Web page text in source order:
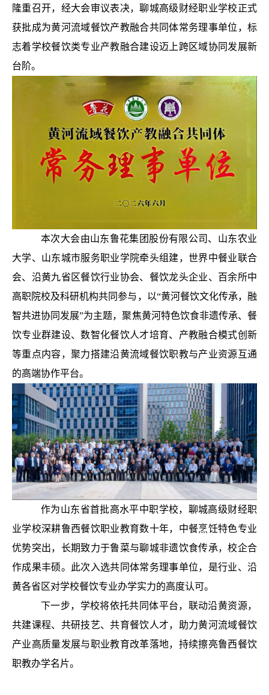
隆重召开，经大会审议表决，聊城高级财经职业学校正式
获批成为黄河流域餐饮产教融合共同体常务理事单位，标
志着学校餐饮类专业产教融合建设迈上跨区域协同发展新
台阶。
本次大会由山东鲁花集团股份有限公司、山东农业
大学、山东城市服务职业学院牵头组建，世界中餐业联合
会、沿黄九省区餐饮行业协会、餐饮龙头企业、百余所中
高职院校及科研机构共同参与，以“黄河餐饮文化传承，融
智共进协同发展”为主题，聚焦黄河特色饮食非遗传承、餐
饮专业群建设、数智化餐饮人才培育、产教融合模式创新
等重点内容，聚力搭建沿黄流域餐饮职教与产业资源互通
的高端协作平台。
作为山东省首批高水平中职学校，聊城高级财经职
业学校深耕鲁西餐饮职业教育数十年，中餐烹饪特色专业
优势突出，长期致力于鲁菜与聊城非遗饮食传承，校企合
作成果丰硕。此次入选共同体常务理事单位，是行业、沿
黄各省区对学校餐饮专业办学实力的高度认可。
下一步，学校将依托共同体平台，联动沿黄资源，
共建课程、共研技艺、共育餐饮人才，助力黄河流域餐饮
产业高质量发展与职业教育改革落地，持续擦亮鲁西餐饮
职教办学名片。